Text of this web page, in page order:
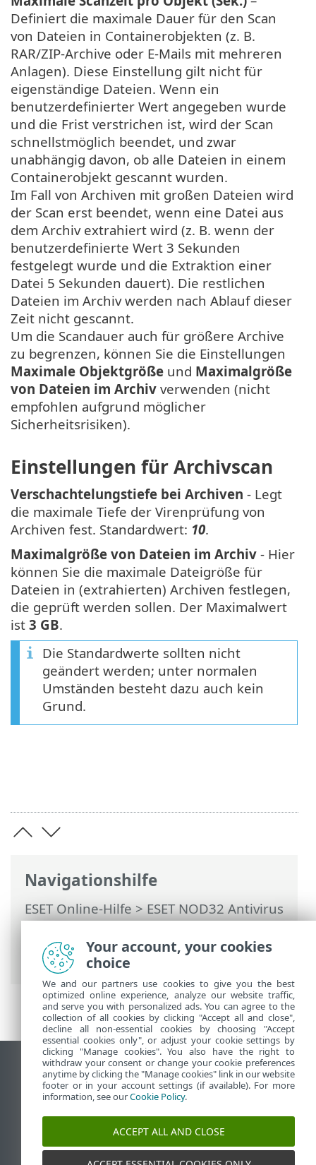
Navigationshilfe
ESET Online-Hilfe>ESET NOD32 Antivirus
>Erweiterte Einstellungen>
Schutzfunktionen>E-Mail-Client-Schutz
> ThreatSense
Definiert die maximale Dauer für den Scan
von Dateien in Containerobjekten (z. B.
RAR/ZIP-Archive oder E-Mails mit mehreren
Anlagen). Diese Einstellung gilt nicht für
eigenständige Dateien. Wenn ein
benutzerdefinierter Wert angegeben wurde
und die Frist verstrichen ist, wird der Scan
schnellstmöglich beendet, und zwar
unabhängig davon, ob alle Dateien in einem
Containerobjekt gescannt wurden.
Im Fall von Archiven mit großen Dateien wird
der Scan erst beendet, wenn eine Datei aus
dem Archiv extrahiert wird (z. B. wenn der
benutzerdefinierte Wert 3 Sekunden
festgelegt wurde und die Extraktion einer
Datei 5 Sekunden dauert). Die restlichen
Dateien im Archiv werden nach Ablauf dieser
Zeit nicht gescannt.
Um die Scandauer auch für größere Archive
zu begrenzen, können Sie die Einstellungen
Maximale Objektgröße und Maximalgröße
von Dateien im Archiv verwenden (nicht
empfohlen aufgrund möglicher
Sicherheitsrisiken).
Einstellungen für Archivscan
Verschachtelungstiefe bei Archiven - Legt
die maximale Tiefe der Virenprüfung von
Archiven fest. Standardwert: 10.
Maximalgröße von Dateien im Archiv - Hier
können Sie die maximale Dateigröße für
Dateien in (extrahierten) Archiven festlegen,
die geprüft werden sollen. Der Maximalwert
ist 3 GB.
Die Standardwerte sollten nicht
geändert werden; unter normalen
Umständen besteht dazu auch kein
Grund.
Desktop-Site anzeigen
End of Life
ESET Knowledgebase
ESET-Forum
ESET Status Portal
Regionaler Support
Your account, your cookies
choice
We and our partners use cookies to give you the best
optimized online experience, analyze our website traffic,
and serve you with personalized ads. You can agree to the
collection of all cookies by clicking "Accept all and close",
decline all non-essential cookies by choosing "Accept
essential cookies only", or adjust your cookie settings by
clicking "Manage cookies". You also have the right to
withdraw your consent or change your cookie preferences
anytime by clicking the "Manage cookies" link in our website
footer or in your account settings (if available). For more
information, see ourCookie Policy.
ACCEPT ALL AND CLOSE